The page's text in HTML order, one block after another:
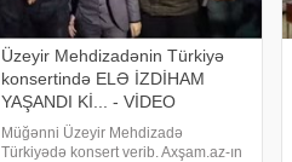
Üzeyir Mehdizadənin Türkiyə
konsertində ELƏ İZDİHAM
YAŞANDI Kİ... - VİDEO
Müğənni Üzeyir Mehdizadə
Türkiyədə konsert verib. Axşam.az-ın